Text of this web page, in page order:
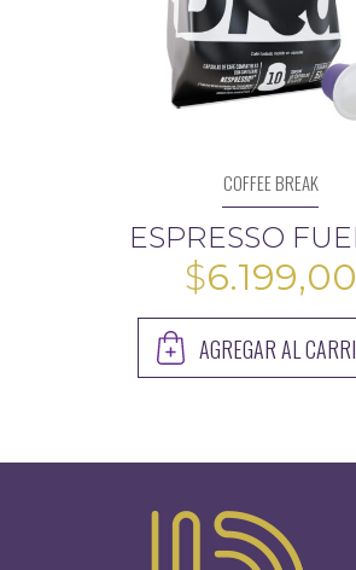
COFFEE BREAK
ESPRESSO
$6.199,00
AGREGAR AL